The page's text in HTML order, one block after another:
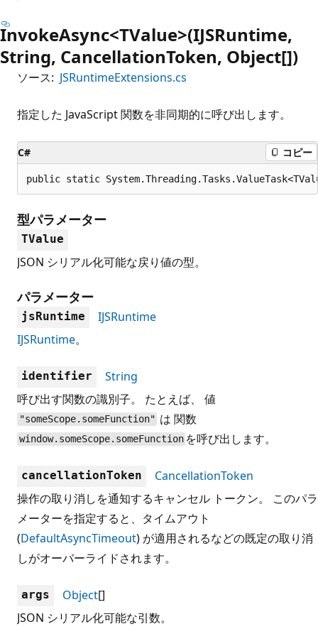
InvokeAsync<TValue>(IJSRuntime,
String, CancellationToken, Object[])
ソース: JSRuntimeExtensions.cs
指定した JavaScript 関数を非同期的に呼び出します。
C# コピー
public static
型パラメーター
TValue
JSON シリアル化可能な戻り値の型。
パラメーター
jsRuntime
IJSRuntime
IJSRuntime。
identifier
String
呼び出す関数の識別子。 たとえば、 値
"someScope.someFunction" は 関数
window.someScope.someFunction を呼び出します。
cancellationToken
CancellationToken
操作の取り消しを通知するキャンセル トークン。 このパラ
メーターを指定すると、タイムアウト
(DefaultAsyncTimeout) が適用されるなどの既定の取り消
しがオーバーライドされます。
args Object[]
JSON シリアル化可能な引数。